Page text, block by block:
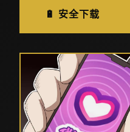
🔋 安全下载